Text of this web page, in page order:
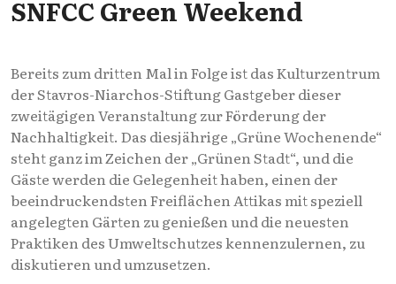
SNFCC Green Weekend
Bereits zum dritten Mal in Folge ist das Kulturzentrum
der Stavros-Niarchos-Stiftung Gastgeber dieser
zweitägigen Veranstaltung zur Förderung der
Nachhaltigkeit. Das diesjährige „Grüne Wochenende“
steht ganz im Zeichen der „Grünen Stadt“, und die
Gäste werden die Gelegenheit haben, einen der
beeindruckendsten Freiflächen Attikas mit speziell
angelegten Gärten zu genießen und die neuesten
Praktiken des Umweltschutzes kennenzulernen, zu
diskutieren und umzusetzen.